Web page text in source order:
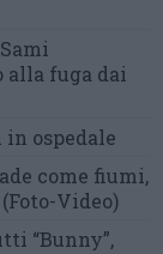
alla fuga dai
in ospedale
come fiumi,
(Foto-Video)
“Bunny”,